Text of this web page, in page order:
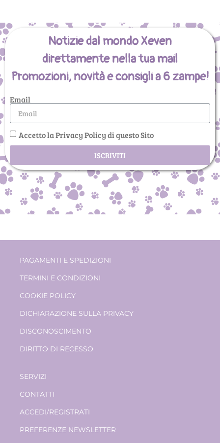
Notizie dal mondo Xeven
direttamente nella tua mail
Promozioni, novità e consigli a 6 zampe!
Email
Accetto la Privacy Policy di questo Sito
ISCRIVITI
PAGAMENTI E SPEDIZIONI
TERMINI E CONDIZIONI
COOKIE POLICY
DICHIARAZIONE SULLA PRIVACY
DISCONOSCIMENTO
DIRITTO DI RECESSO
SERVIZI
CONTATTI
ACCEDI/REGISTRATI
PREFERENZE NEWSLETTER